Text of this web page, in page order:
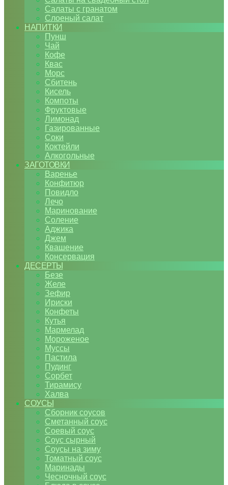
Салаты с гранатом
Слоеный салат
НАПИТКИ
Пунш
Чай
Кофе
Квас
Морс
Сбитень
Кисель
Компоты
Фруктовые
Лимонад
Газированные
Соки
Коктейли
Алкогольные
ЗАГОТОВКИ
Варенье
Конфитюр
Повидло
Лечо
Маринование
Соление
Аджика
Джем
Квашение
Консервация
ДЕСЕРТЫ
Безе
Желе
Зефир
Ириски
Конфеты
Кутья
Мармелад
Мороженое
Муссы
Пастила
Пудинг
Сорбет
Тирамису
Халва
СОУСЫ
Сборник соусов
Сметанный соус
Соевый соус
Соус сырный
Соусы на зиму
Томатный соус
Маринады
Чесночный соус